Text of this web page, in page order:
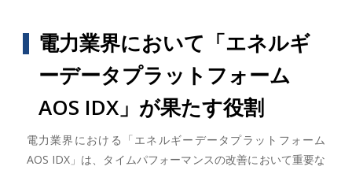
電力業界において「エネルギ
ーデータプラットフォーム
AOS IDX」が果たす役割
電力業界における「エネルギーデータプラットフォーム
AOS IDX」は、タイムパフォーマンスの改善において重要な